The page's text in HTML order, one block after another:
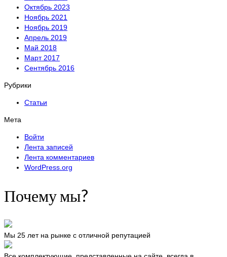
Октябрь 2023
Ноябрь 2021
Ноябрь 2019
Апрель 2019
Май 2018
Март 2017
Сентябрь 2016
Рубрики
Статьи
Мета
Войти
Лента записей
Лента комментариев
WordPress.org
Почему мы?
Мы 25 лет на рынке с отличной репутацией